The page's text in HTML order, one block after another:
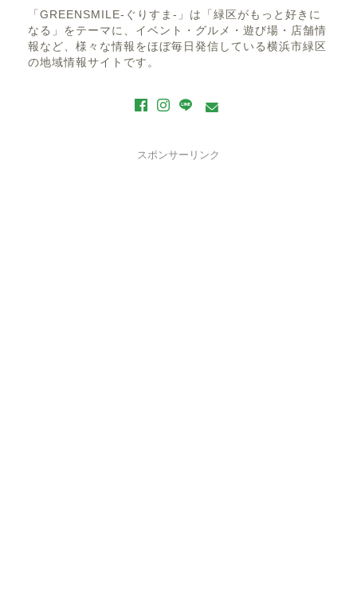
「GREENSMILE-ぐりすま-」は「緑区がもっと好きに
なる」をテーマに、イベント・グルメ・遊び場・店舗情
報など、様々な情報をほぼ毎日発信している横浜市緑区
の地域情報サイトです。
スポンサーリンク